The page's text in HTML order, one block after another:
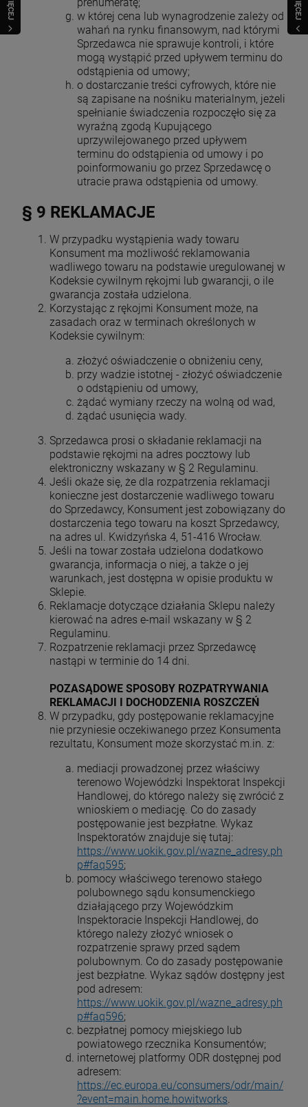
WIĘCEJ
w której cena lub wynagrodzenie zależy od
wahań na rynku finansowym, nad którymi
Sprzedawca nie sprawuje kontroli, i które
mogą wystąpić przed upływem terminu do
odstąpienia od umowy;
o dostarczanie treści cyfrowych, które nie
są zapisane na nośniku materialnym, jeżeli
spełnianie świadczenia rozpoczęło się za
wyraźną zgodą Kupującego
uprzywilejowanego przed upływem
terminu do odstąpienia od umowy i po
poinformowaniu go przez Sprzedawcę o
utracie prawa odstąpienia od umowy.
§ 9 REKLAMACJE
W przypadku wystąpienia wady towaru
Konsument ma możliwość reklamowania
wadliwego towaru na podstawie uregulowanej w
Kodeksie cywilnym rękojmi lub gwarancji, o ile
gwarancja została udzielona.
Korzystając z rękojmi Konsument może, na
zasadach oraz w terminach określonych w
Kodeksie cywilnym:
złożyć oświadczenie o obniżeniu ceny,
przy wadzie istotnej - złożyć oświadczenie
o odstąpieniu od umowy,
żądać wymiany rzeczy na wolną od wad,
żądać usunięcia wady.
Sprzedawca prosi o składanie reklamacji na
podstawie rękojmi na adres pocztowy lub
elektroniczny wskazany w § 2 Regulaminu.
Jeśli okaże się, że dla rozpatrzenia reklamacji
konieczne jest dostarczenie wadliwego towaru
do Sprzedawcy, Konsument jest zobowiązany do
dostarczenia tego towaru na koszt Sprzedawcy,
na adres ul. Kwidzyńska 4, 51-416 Wrocław.
Jeśli na towar została udzielona dodatkowo
gwarancja, informacja o niej, a także o jej
warunkach, jest dostępna w opisie produktu w
Sklepie.
Reklamacje dotyczące działania Sklepu należy
kierować na adres e-mail wskazany w § 2
Regulaminu.
Rozpatrzenie reklamacji przez Sprzedawcę
nastąpi w terminie do 14 dni.
POZASĄDOWE SPOSOBY ROZPATRYWANIA
REKLAMACJI I DOCHODZENIA ROSZCZEŃ
W przypadku, gdy postępowanie reklamacyjne
nie przyniesie oczekiwanego przez Konsumenta
rezultatu, Konsument może skorzystać m.in. z:
mediacji prowadzonej przez właściwy
terenowo Wojewódzki Inspektorat Inspekcji
Handlowej, do którego należy się zwrócić z
wnioskiem o mediację. Co do zasady
postępowanie jest bezpłatne. Wykaz
Inspektoratów znajduje się tutaj:
https://www.uokik.gov.pl/wazne_adresy.ph
p#faq595;
pomocy właściwego terenowo stałego
polubownego sądu konsumenckiego
działającego przy Wojewódzkim
Inspektoracie Inspekcji Handlowej, do
którego należy złożyć wniosek o
rozpatrzenie sprawy przed sądem
polubownym. Co do zasady postępowanie
jest bezpłatne. Wykaz sądów dostępny jest
pod adresem:
https://www.uokik.gov.pl/wazne_adresy.ph
p#faq596;
bezpłatnej pomocy miejskiego lub
powiatowego rzecznika Konsumentów;
internetowej platformy ODR dostępnej pod
adresem:
https://ec.europa.eu/consumers/odr/main/
?event=main.home.howitworks.
WIĘCEJ